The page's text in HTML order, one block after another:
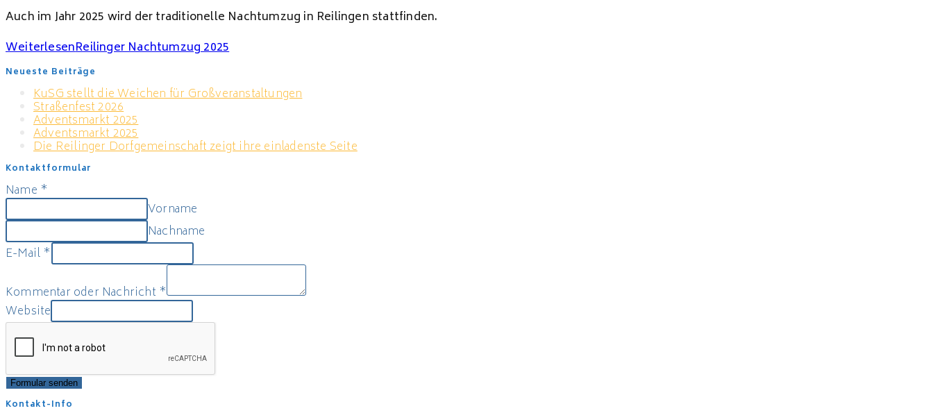
Auch im Jahr 2025 wird der traditionelle Nachtumzug in Reilingen stattfinden.
WeiterlesenReilinger Nachtumzug 2025
Neueste Beiträge
KuSG stellt die Weichen für Großveranstaltungen
Straßenfest 2026
Adventsmarkt 2025
Adventsmarkt 2025
Die Reilinger Dorfgemeinschaft zeigt ihre einladenste Seite
Kontaktformular
Name *
Vorname
Nachname
E-Mail *
Kommentar oder Nachricht *
Website
Formular senden
Kontakt-Info